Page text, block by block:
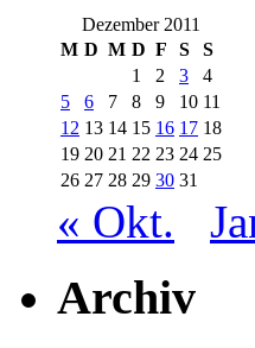
Dezember 2011
M D M D F S
S
1
2 3
4
5
6 7 8 9 10 11
12 13 14 15 16 17 18
19 20 21 22 23 24 25
26 27 28 29 30 31
« Okt.
Archiv